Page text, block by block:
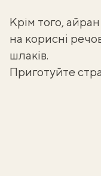
Крім того,
на корисні
шлаків.
Приготуйте